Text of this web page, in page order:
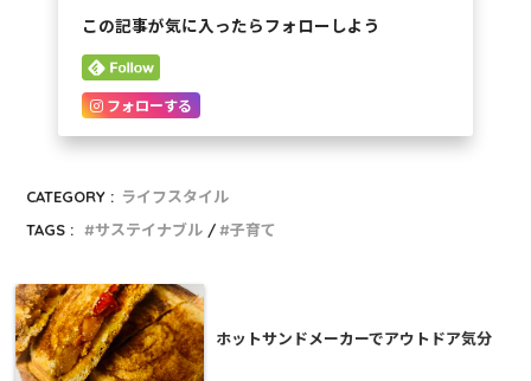
この記事が気に入ったらフォローしよう
フォローする
CATEGORY : ライフスタイル
TAGS :
サステイナブル 子育て
ホットサンドメーカーでアウトドア気分